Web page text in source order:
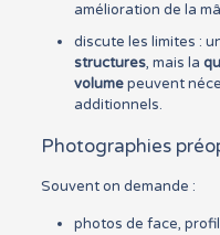
amélioration de la
discute les limites :
structures, mais la
volumepeuvent
additionnels.
Photographies
Souvent on demande :
photos de face,